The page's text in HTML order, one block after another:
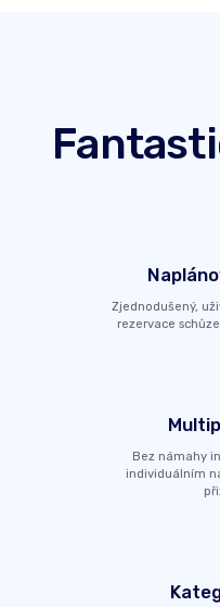
Zjednodušený,
rezervace
Bez námahy
individuálním